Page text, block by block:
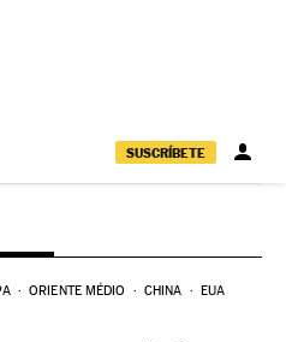
SUSCRÍBETE
ORIENTE MÉDIO CHINA EUA